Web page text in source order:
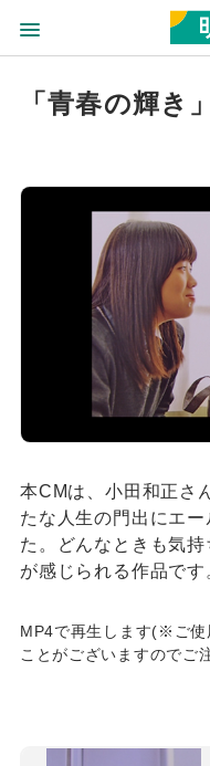
「青春の輝き
本CMは、小田和正さ
たな人生の門出にエ
た。どんなときも気
が感じられる作品です
MP4で再生します(※ご使
ことがございますのでご